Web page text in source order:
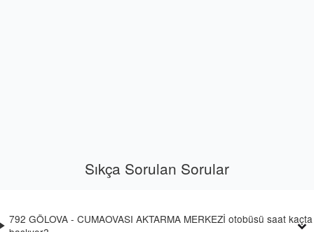
Sıkça Sorulan Sorular
792 GÖLOVA - CUMAOVASI AKTARMA MERKEZİ otobüsü saat kaçta